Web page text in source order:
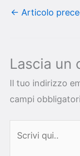
← Articolo
Lascia un
Il tuo indirizzo
campi